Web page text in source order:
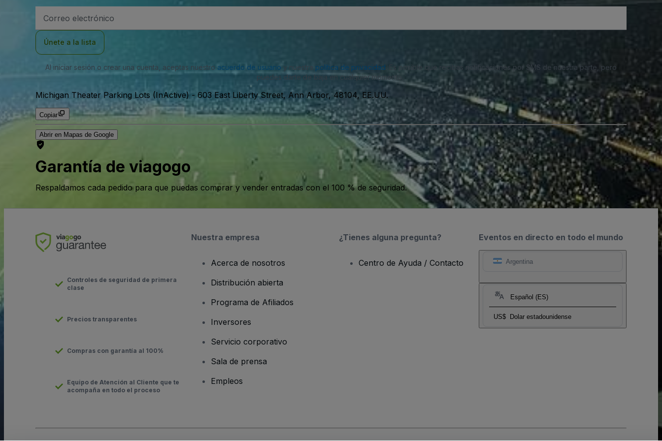
de
Únete a la lista
Al iniciar sesión o crear una cuenta, aceptas nuestro acuerdo de usuarioy nuestra política de privacidad . Es posible que recibas notificaciones por SMS de nuestra parte, pero
puedes darte de baja en cualquier momento.
Michigan Theater Parking Lots (InActive) - 603 East Liberty Street, Ann Arbor, 48104, EE.UU.
Copiar
Abrir en Mapas de Google
Garantía de viagogo
Respaldamos cada pedido para que puedas comprar y vender entradas con el 100 % de seguridad.
Eventos en directo en todo el mundo
Argentina
Español (ES)
US$ Dolar estadounidense
Controles de seguridad de primera
clase
Precios transparentes
Compras con garantía al 100%
Equipo de Atención al Cliente que te
acompaña en todo el proceso
Nuestra empresa
Acerca de nosotros
Distribución abierta
Programa de Afiliados
Inversores
Servicio corporativo
Sala de prensa
Empleos
¿Tienes alguna pregunta?
Centro de Ayuda / Contacto